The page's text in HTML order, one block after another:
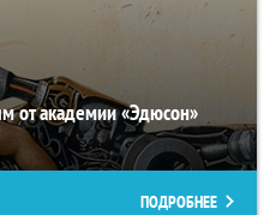
от академии «Эдюсон»
ПОДРОБНЕЕ